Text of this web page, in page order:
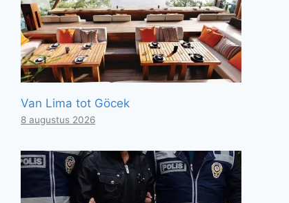
Van Lima tot Göcek
8 augustus 2026